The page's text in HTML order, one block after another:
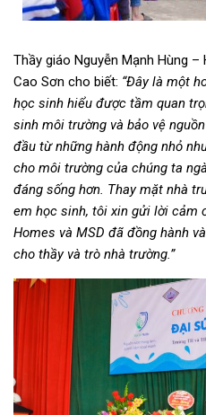
Thầy giáo Nguyễn Mạnh Hùng
Cao Sơn cho biết: “Đây là một
học sinh hiểu được tầm quan
sinh môi trường và bảo vệ
đầu từ những hành động nhỏ
cho môi trường của chúng ta
đáng sống hơn. Thay mặt nhà
em học sinh, tôi xin gửi lời cảm
Homes và MSD đã đồng hành
cho thầy và trò nhà trường.”